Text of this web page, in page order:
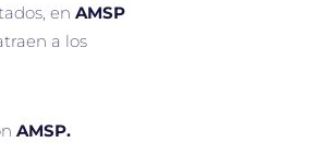
en AMSP
a los
AMSP.